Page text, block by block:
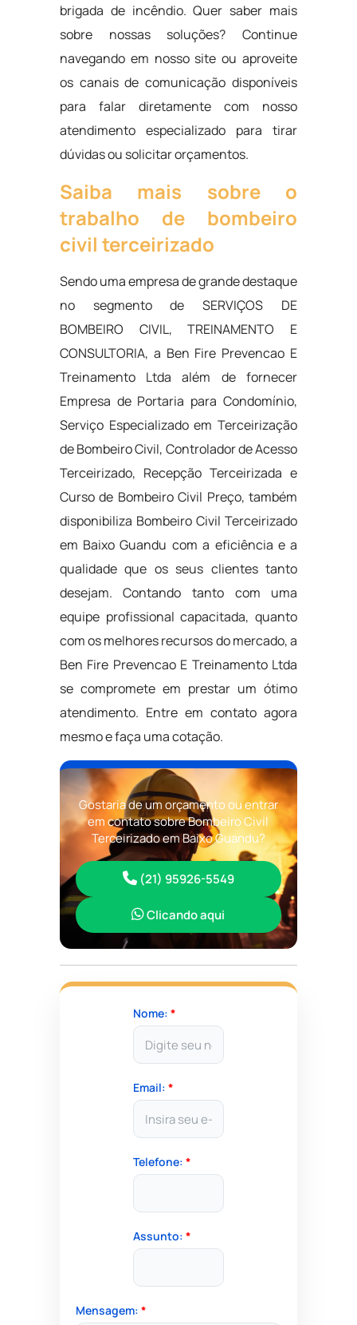
brigada de incêndio. Quer saber mais
sobre nossas soluções? Continue
navegando em nosso site ou aproveite
os canais de comunicação disponíveis
para falar diretamente com nosso
atendimento especializado para tirar
dúvidas ou solicitar orçamentos.
Saiba mais sobre o
trabalho de bombeiro
civil terceirizado
Sendo uma empresa de grande destaque
no segmento de SERVIÇOS DE
BOMBEIRO CIVIL, TREINAMENTO E
CONSULTORIA, a Ben Fire Prevencao E
Treinamento Ltda além de fornecer
Empresa de Portaria para Condomínio,
Serviço Especializado em Terceirização
de Bombeiro Civil, Controlador de Acesso
Terceirizado, Recepção Terceirizada e
Curso de Bombeiro Civil Preço, também
disponibiliza Bombeiro Civil Terceirizado
em Baixo Guandu com a eficiência e a
qualidade que os seus clientes tanto
desejam. Contando tanto com uma
equipe profissional capacitada, quanto
com os melhores recursos do mercado, a
Ben Fire Prevencao E Treinamento Ltda
se compromete em prestar um ótimo
atendimento. Entre em contato agora
mesmo e faça uma cotação.
Gostaria de um orçamento ou entrar
em contato sobre Bombeiro Civil
Terceirizado em Baixo Guandu?
(21) 95926-5549
Clicando aqui
Nome: *
Email: *
Telefone: *
Assunto: *
Mensagem: *